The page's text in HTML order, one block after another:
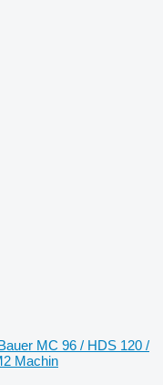
MC 96 / HDS 120 /
Machin